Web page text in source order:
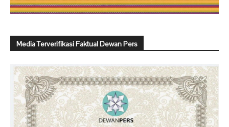
Media Terverifikasi Faktual Dewan Pers